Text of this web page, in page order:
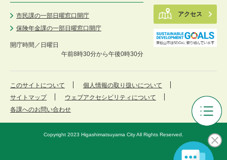
東
市
市民課の一部日曜窓口開庁
保険年金課の一部日曜窓口開庁
開庁時間／ 日曜日
午前8時30分から午後0時30分
アクセス
このサイトについて
個人情報の取り扱いについて
サイトマップ
ウェブアクセシビリティについて
各課へのお問い合わせ
Copyright 2023 Higashimatsuyama City All Rights Reserved.